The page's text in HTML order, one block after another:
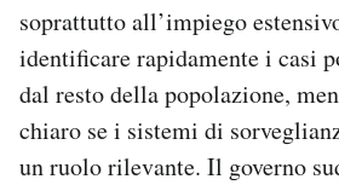
soprattutto all’impiego
identificare rapidamente i casi
dal resto della popolazione,
chiaro se i sistemi di
un ruolo rilevante. Il governo